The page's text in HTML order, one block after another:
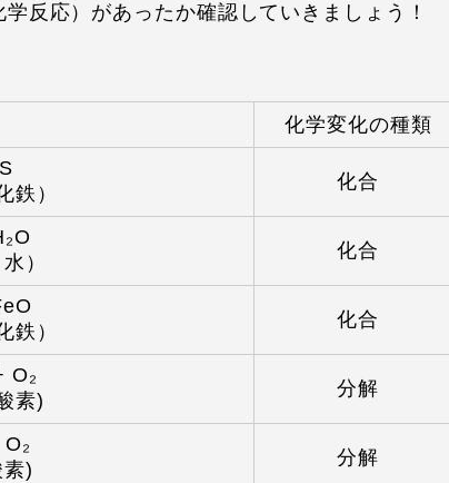
反応）があったか確認していきましょう！
化学変化の種類
鉄）
化合
）
化合
鉄）
化合
O₂
素)
分解
)
分解